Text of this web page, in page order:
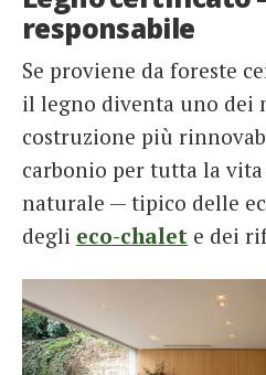
responsabile
Se proviene da foreste
il legno diventa uno dei
costruzione più
carbonio per tutta la
naturale — tipico delle
degli eco-chalet e dei